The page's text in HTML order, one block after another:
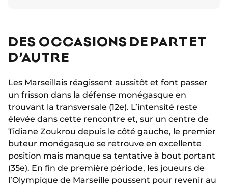
DES OCCASIONS DE PART ET
D’AUTRE
Les Marseillais réagissent aussitôt et font passer
un frisson dans la défense monégasque en
trouvant la transversale (12e). L’intensité reste
élevée dans cette rencontre et, sur un centre de
Tidiane Zoukrou depuis le côté gauche, le premier
buteur monégasque se retrouve en excellente
position mais manque sa tentative à bout portant
(35e). En fin de première période, les joueurs de
l’Olympique de Marseille poussent pour revenir au